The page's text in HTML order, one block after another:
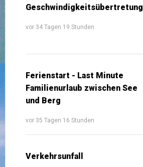
Geschwindigkeitsübertretung
vor 34 Tagen 19 Stunden
Ferienstart - Last Minute
Familienurlaub zwischen See
und Berg
vor 35 Tagen 16 Stunden
Verkehrsunfall